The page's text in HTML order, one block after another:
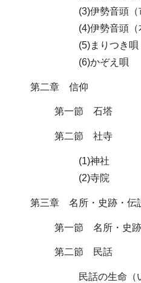
(3)伊勢音頭（
(4)伊勢音頭（
(5)まりつき唄
(6)かぞえ唄
第二章 信仰
第一節 石塔
第二節 社寺
(1)神社
(2)寺院
第三章 名所・史跡・伝
第一節 名所・史
第二節 民話
民話の生命（